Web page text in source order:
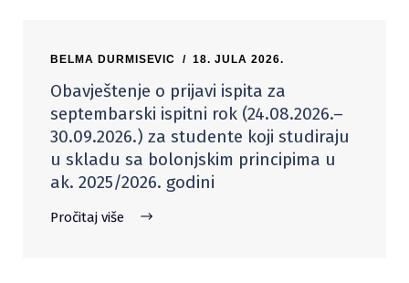
BELMA DURMISEVIC 18. JULA 2026.
Obavještenje o prijavi ispita za
septembarski ispitni rok (24.08.2026.–
30.09.2026.) za studente koji studiraju
u skladu sa bolonjskim principima u
ak. 2025/2026. godini
Pročitaj više